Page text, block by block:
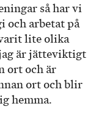
så har vi
och arbetat på
lite olika
är jätteviktigt
ort och är
ort och blir
hemma.